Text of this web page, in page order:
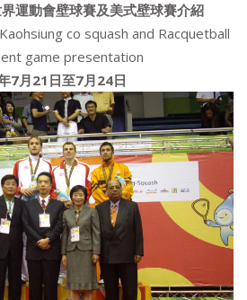
運動會壁球賽及美式壁球賽介紹
co squash and Racquetball
game presentation
7月21 日至7月24日